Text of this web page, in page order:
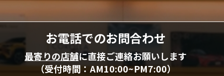
お電話でのお問合わせ
最寄りの店舗に直接ご連絡お願いします
（受付時間：AM10:00~PM7:00）